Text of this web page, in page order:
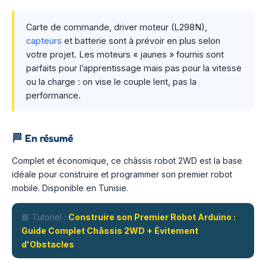
Carte de commande, driver moteur (L298N),
capteurs et batterie sont à prévoir en plus selon
votre projet. Les moteurs « jaunes » fournis sont
parfaits pour l’apprentissage mais pas pour la vitesse
ou la charge : on vise le couple lent, pas la
performance.
🏁 En résumé
Complet et économique, ce châssis robot 2WD est la base
idéale pour construire et programmer son premier robot
mobile. Disponible en Tunisie.
📘 Tutoriel : Construire son Premier Robot Arduino :
Guide Complet Châssis 2WD + Évitement
d'Obstacles